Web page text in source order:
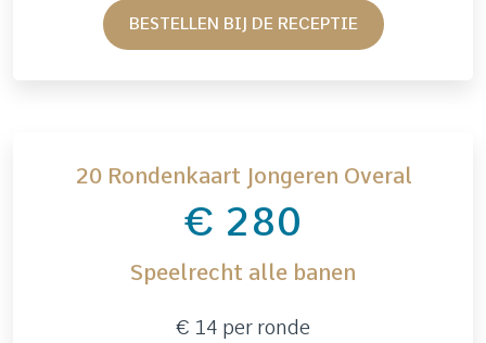
BESTELLEN BIJ DE RECEPTIE
20 Rondenkaart Jongeren Overal
€ 280
Speelrecht alle banen
€ 14 per ronde